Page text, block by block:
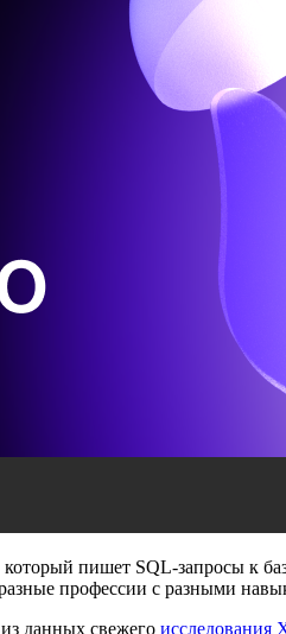
пишет SQL-запросы к
профессии с разными
данных свежего исследования